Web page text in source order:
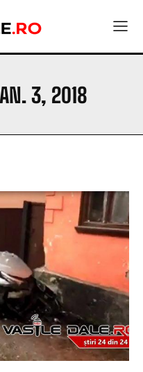
3, 2018